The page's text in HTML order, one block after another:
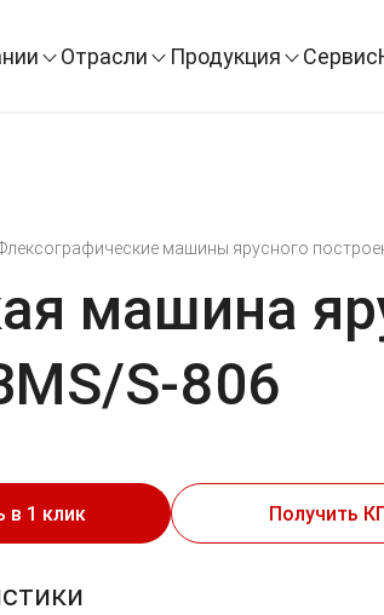
Отрасли Продукция Сервис
машины ярусного
машина
S-806
в 1 клик Получить